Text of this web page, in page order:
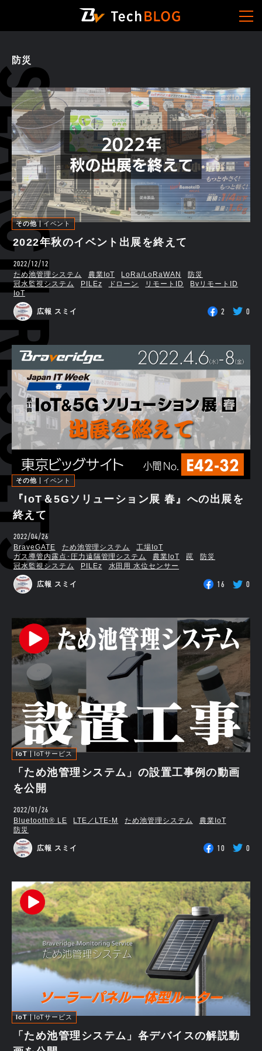
防災
その他 イベント
2022年秋のイベント出展を終えて
2022/12/12
ため池管理システム 農業IoT LoRa/LoRaWAN
防災
冠水監視システム
PILEz ドローン リモートID
BvリモートID
IoT
広報 スミイ 2 0
その他 イベント
『IoT＆5Gソリューション展 春』への出展を
終えて
2022/04/26
BraveGATE ため池管理システム
工場IoT
ガス導管内露点･圧力遠隔管理システム
農業IoT 罠
防災
冠水監視システム
PILEz 水田用 水位センサー
広報 スミイ 16 0
IoT IoTサービス
「ため池管理システム」の設置工事例の動画
を公開
2022/01/26
Bluetooth®︎ LE LTE／LTE-M ため池管理システム
農業IoT
防災
広報 スミイ 10 0
IoT IoTサービス
「ため池管理システム」各デバイスの解説動